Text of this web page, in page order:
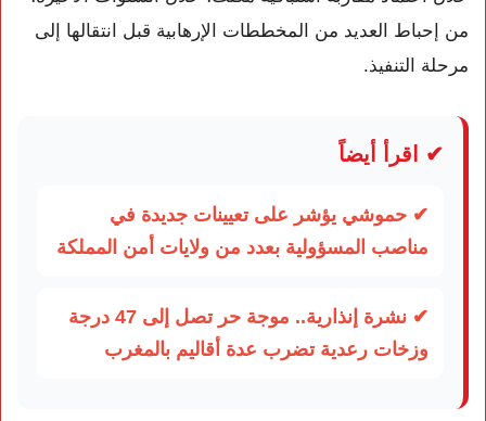
من إحباط العديد من المخططات الإرهابية قبل انتقالها إلى
مرحلة التنفيذ.
✔ اقرأ أيضاً
✔ حموشي يؤشر على تعيينات جديدة في
مناصب المسؤولية بعدد من ولايات أمن المملكة
✔ نشرة إنذارية.. موجة حر تصل إلى 47 درجة
وزخات رعدية تضرب عدة أقاليم بالمغرب